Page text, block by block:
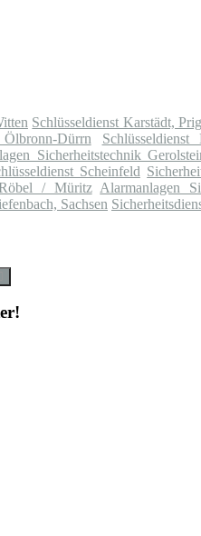
Schlüsseldienst Karstädt,
Dürrn
Schlüsseldienst
Sicherheitstechnik
Scheinfeld
Röbel / Müritz Alarmanlagen
Sachsen